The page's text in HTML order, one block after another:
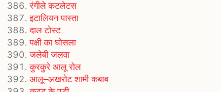
रंगीले कटलेटस
इटालियन पास्ता
दाल टोस्ट
पक्षी का घोसला
जलेबी जलवा
कुरकुरे आलू रोल
आलू–अखरोट शामी कबाब